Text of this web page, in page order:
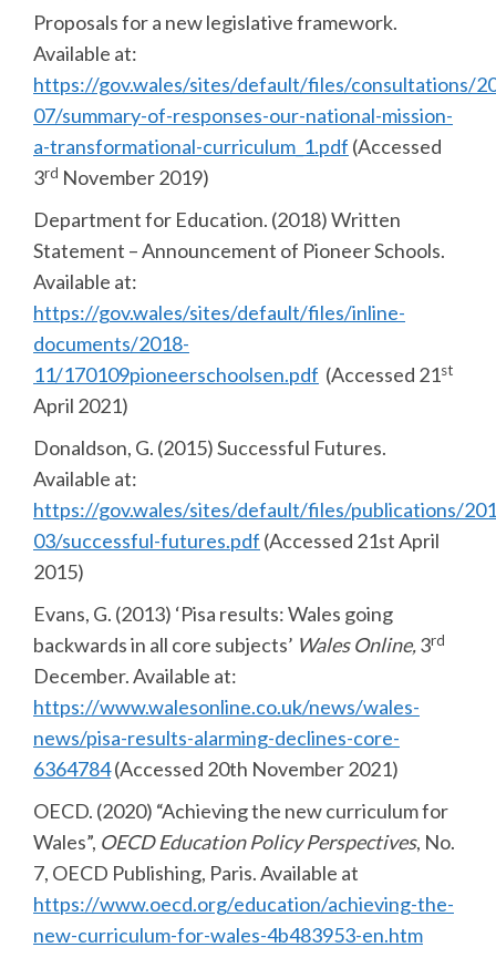
Proposals for a new legislative framework.
Available at:
https://gov.wales/sites/default/files/consultations/
07/summary-of-responses-our-national-mission-
a-transformational-curriculum_1.pdf (Accessed
3rd November 2019)
Department for Education. (2018) Written
Statement – Announcement of Pioneer Schools.
Available at:
https://gov.wales/sites/default/files/inline-
documents/2018-
11/170109pioneerschoolsen.pdf (Accessed 21st
April 2021)
Donaldson, G. (2015) Successful Futures.
Available at:
https://gov.wales/sites/default/files/publications/
03/successful-futures.pdf (Accessed 21st April
2015)
Evans, G. (2013) ‘Pisa results: Wales going
backwards in all core subjects’ Wales Online,3rd
December. Available at:
https://www.walesonline.co.uk/news/wales-
news/pisa-results-alarming-declines-core-
6364784(Accessed 20th November 2021)
OECD. (2020) “Achieving the new curriculum for
Wales”, OECD Education Policy Perspectives, No.
7, OECD Publishing, Paris. Available at
https://www.oecd.org/education/achieving-the-
new-curriculum-for-wales-4b483953-en.htm